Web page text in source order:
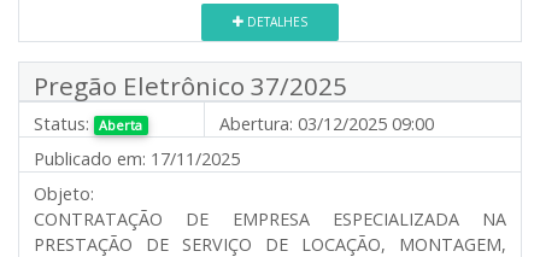
DETALHES
Pregão Eletrônico 37/2025
Status: Aberta Abertura: 03/12/2025 09:00
Publicado em: 17/11/2025
Objeto:
CONTRATAÇÃO DE EMPRESA ESPECIALIZADA NA
PRESTAÇÃO DE SERVIÇO DE LOCAÇÃO, MONTAGEM,